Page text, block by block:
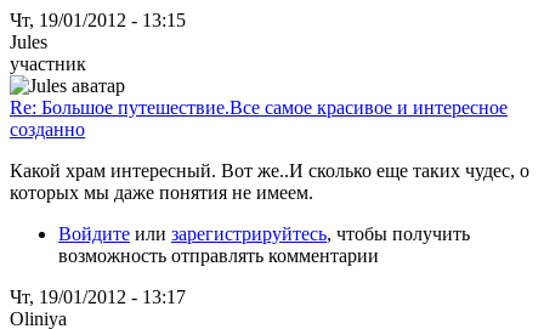
Чт, 19/01/2012 - 13:15
Jules
участник
Re: Большое путешествие.Все самое красивое и интересное
созданно
Какой храм интересный. Вот же..И сколько еще таких чудес, о
которых мы даже понятия не имеем.
Войдите или зарегистрируйтесь, чтобы получить
возможность отправлять комментарии
Чт, 19/01/2012 - 13:17
Oliniya